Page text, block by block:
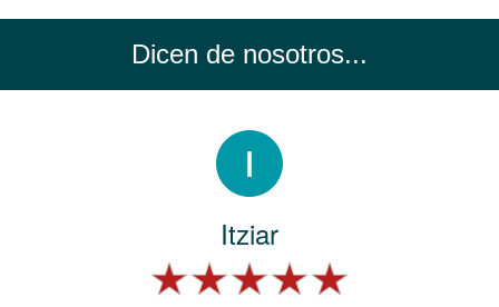
Dicen de nosotros...
Itziar